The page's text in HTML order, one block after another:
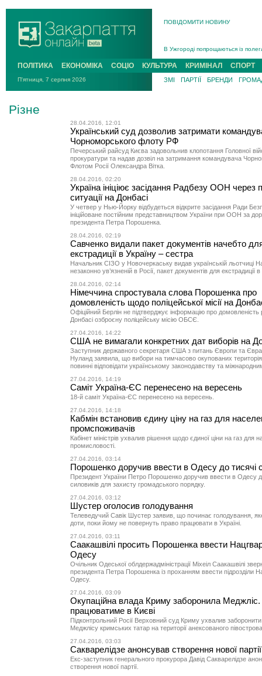
ПОВІДОМИТИ НОВИНУ
В Ужгороді попрощаються із
В Ужгороді 5 серпня
Підтвердили загибель
На війні з рф поліг військовий з
ПОЛІТИКА ЕКОНОМІКА СОЦІО КУЛЬТУРА КРИМІНАЛ СПОРТ
П'ятниця, 7 серпня 2026 ЗМІ ПАРТІЇ БРЕНДИ
Різне
28.04.2016, 12:01
Український суд дозволив затримати
Чорноморського флоту РФ
Печерський райсуд Києва задовольнив клопотання Головної
прокуратури та надав дозвіл на затримання командувача
Флотом Росії Олександра Вітка.
28.04.2016, 02:20
Україна ініціює засідання Радбезу ООН через
ситуації на Донбасі
У четвер у Нью-Йорку відбудеться відкрите засідання Ради
ініційоване постійним представництвом України при ООН за
президента Петра Порошенка.
28.04.2016, 02:19
Савченко видали пакет документів начебто
екстрадиції в Україну – сестра
Начальник СІЗО у Новочеркаську видав українській льотчиці
незаконно ув’язненій в Росії, пакет документів для екстрадиції в
28.04.2016, 02:14
Німеччина спростувала слова Порошенка про
домовленість щодо поліцейської місії на
Офіційний Берлін не підтверджує інформацію про домовленість
Донбасі озброєну поліцейську місію ОБСЄ.
27.04.2016, 14:22
США не вимагали конкретних дат виборів на
Заступник державного секретаря США з питань Європи та
Нуланд заявила, що вибори на тимчасово окупованих
повинні відповідати українському законодавству та
27.04.2016, 14:19
Саміт Україна-ЄС перенесено на вересень
18-й саміт Україна-ЄС перенесено на вересень.
27.04.2016, 14:18
Кабмін встановив єдину ціну на газ для
промспоживачів
Кабінет міністрів ухвалив рішення щодо єдиної ціни на газ для
промисловості.
27.04.2016, 03:14
Порошенко доручив ввести в Одесу до тисячі
Президент України Петро Порошенко доручив ввести в Одесу
силовиків для захисту громадського порядку.
27.04.2016, 03:12
Шустер оголосив голодування
Телеведучий Савік Шустер заявив, що починає голодування,
доти, поки йому не повернуть право працювати в Україні.
27.04.2016, 03:11
Саакашвілі просить Порошенка ввести
Одесу
Очільник Одеської облдержадміністрації Міхеіл Саакашвілі
президента Петра Порошенка із проханням ввести підрозділи
Одесу.
27.04.2016, 03:09
Окупаційна влада Криму заборонила Меджліс.
працюватиме в Києві
Підконтрольний Росії Верховний суд Криму ухвалив заборонити
Меджлісу кримських татар на території анексованого
27.04.2016, 03:03
Сакварелідзе анонсував створення нової партії
Екс-заступник генерального прокурора Давід Сакварелідзе
створення нової партії.